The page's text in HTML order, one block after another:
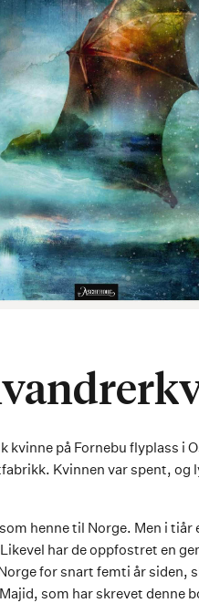
kvinne på Fornebu flyplass i
Kvinnen var spent,
henne til Norge. Men i
har de oppfostret en
for snart femti år siden,
som har skrevet denne